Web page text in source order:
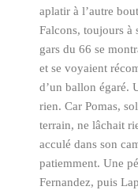
aplatir à l’autre
Falcons, toujours à
gars du 66 se
et se voyaient
d’un ballon égaré.
rien. Car Pomas,
terrain, ne lâchait
acculé dans son
patiemment. Une
Fernandez, puis